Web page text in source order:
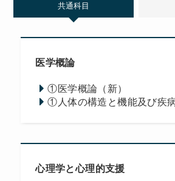
共通科目
医学概論
①医学概論（新）
①人体の構造と機能及び疾病
心理学と心理的支援